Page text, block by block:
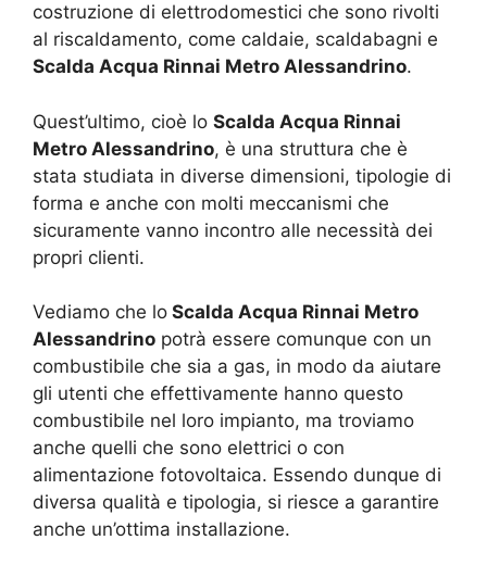
costruzione di elettrodomestici che sono rivolti
al riscaldamento, come caldaie, scaldabagni e
Scalda Acqua Rinnai Metro Alessandrino.
Quest’ultimo, cioè lo Scalda Acqua Rinnai
Metro Alessandrino, è una struttura che è
stata studiata in diverse dimensioni, tipologie di
forma e anche con molti meccanismi che
sicuramente vanno incontro alle necessità dei
propri clienti.
Vediamo che lo Scalda Acqua Rinnai Metro
Alessandrino potrà essere comunque con un
combustibile che sia a gas, in modo da aiutare
gli utenti che effettivamente hanno questo
combustibile nel loro impianto, ma troviamo
anche quelli che sono elettrici o con
alimentazione fotovoltaica. Essendo dunque di
diversa qualità e tipologia, si riesce a garantire
anche un’ottima installazione.